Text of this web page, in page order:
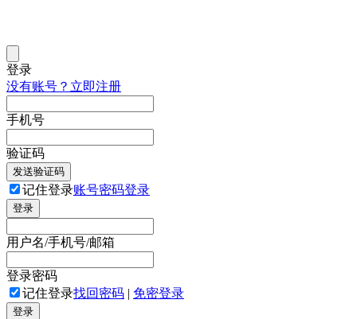
登录
没有账号？立即注册
手机号
验证码
发送验证码
记住登录账号密码登录
登录
用户名/手机号/邮箱
登录密码
记住登录找回密码 | 免密登录
登录